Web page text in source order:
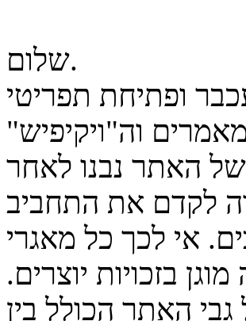
שלום.
ופתיחת תפריטי
וה"ויקיפיש"
של האתר נבנו לאחר
לקדם את התחביב
אי לכך כל מאגרי
בזכויות יוצרים.
האתר הכולל בין